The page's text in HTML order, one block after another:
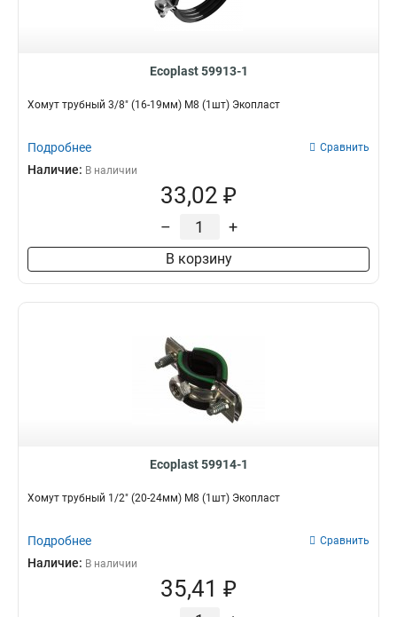
Ecoplast 59913-1
Хомут трубный 3/8" (16-19мм) М8 (1шт) Экопласт
Подробнее Сравнить
Наличие: В наличии
33,02 ₽
– +
В корзину
Ecoplast 59914-1
Хомут трубный 1/2" (20-24мм) М8 (1шт) Экопласт
Подробнее Сравнить
Наличие: В наличии
35,41 ₽